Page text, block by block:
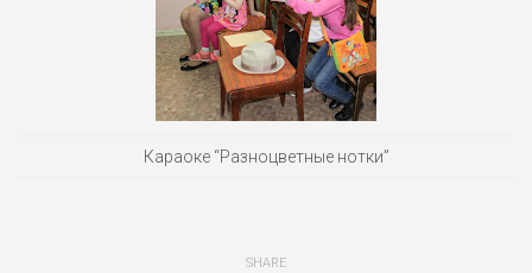
Караоке “Разноцветные нотки”
SHARE